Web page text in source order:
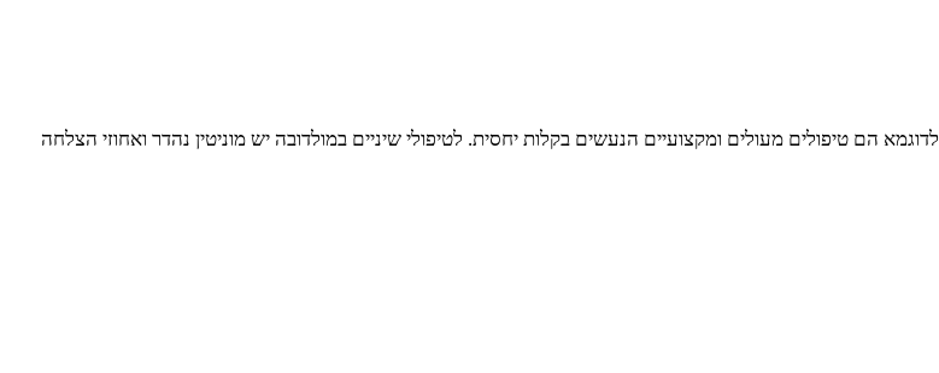
לדוגמא הם טיפולים מעולים ומקצועיים הנעשים בקלות יחסית. לטיפולי שיניים במולדובה יש מוניטין נהדר ואחוזי הצלחה